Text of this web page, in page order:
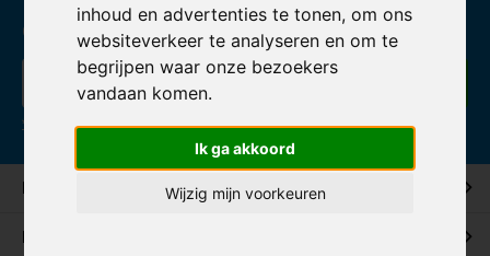
inhoud en advertenties te tonen, om ons
websiteverkeer te analyseren en om te
begrijpen waar onze bezoekers
vandaan komen.
Ik ga akkoord
Wijzig mijn voorkeuren
Ontvang de nieuwste aanbiedingen en promoties
* Lees hier de wettelijke beperkingen
Klantenservice
Mijn account